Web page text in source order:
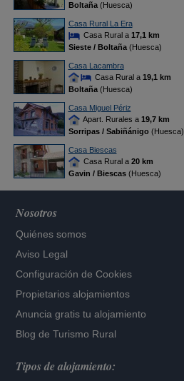
Boltaña(Huesca)
Casa Rural La Era
Casa Rural a 17,1 km
Sieste / Boltaña(Huesca)
Casa Lacambra
Casa Rural a 19,1 km
Boltaña(Huesca)
Casa Miguel Périz
Apart. Rurales a 19,7 km
Sorripas / Sabiñánigo(Huesca)
Casa Biescas
Casa Rural a 20 km
Gavin / Biescas(Huesca)
Nosotros
Quiénes somos
Aviso Legal
Configuración de Cookies
Propietarios alojamientos
Anuncia gratis tu alojamiento
Blog de Turismo Rural
Tipos de alojamiento: